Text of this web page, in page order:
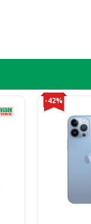
-42%